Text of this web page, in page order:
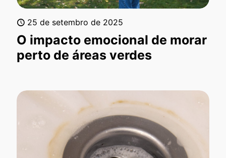
25 de setembro de 2025
O impacto emocional de morar
perto de áreas verdes